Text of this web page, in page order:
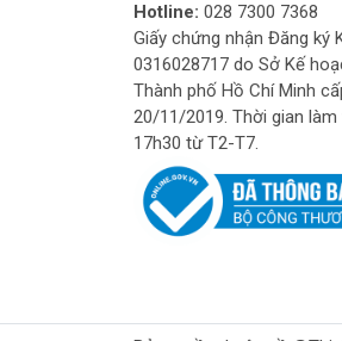
Hotline: 028 7300 7368
Giấy chứng nhận Đăng ký
0316028717 do Sở Kế
Thành phố Hồ Chí Minh
20/11/2019. Thời gian làm
17h30 từ T2-T7.